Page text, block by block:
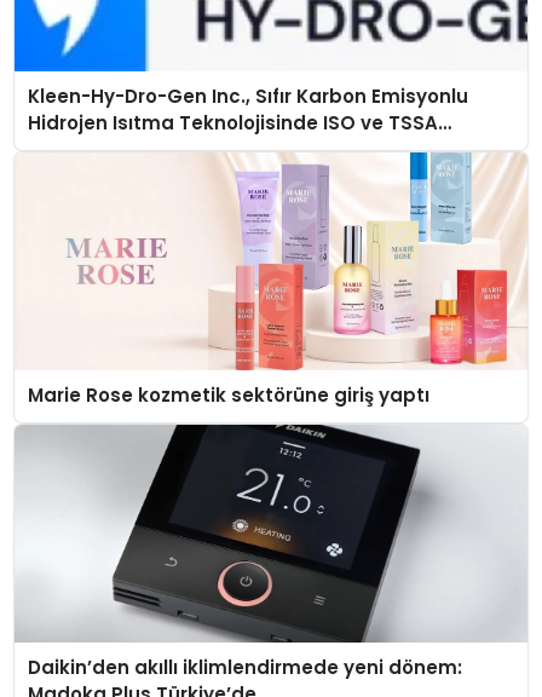
Kleen-Hy-Dro-Gen Inc., Sıfır Karbon Emisyonlu
Hidrojen Isıtma Teknolojisinde ISO ve TSSA
Düzenleyici Onaylarını Aldı
Marie Rose kozmetik sektörüne giriş yaptı
Daikin’den akıllı iklimlendirmede yeni dönem: